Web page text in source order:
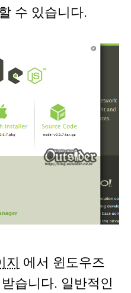
수 있습니다.
지 에서 윈도우즈
습니다. 일반적인